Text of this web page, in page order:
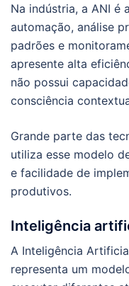
Na indústria, a ANI é
automação, análise
padrões e
apresente alta
não possui
consciência
Grande parte das
utiliza esse modelo
e facilidade de
produtivos.
Inteligência
A Inteligência
representa um